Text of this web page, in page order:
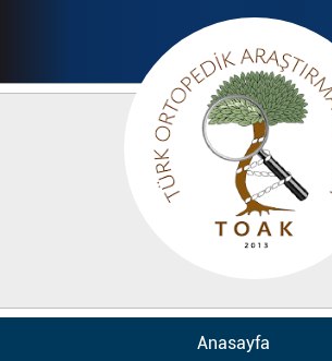
Anasayfa